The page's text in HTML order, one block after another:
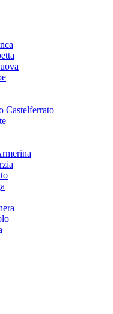
Castelferrato